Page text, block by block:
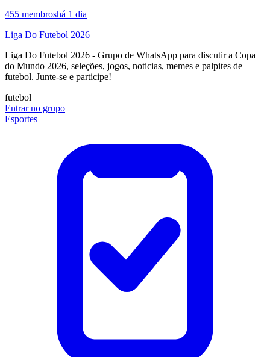
455 membroshá 1 dia
Liga Do Futebol 2026
Liga Do Futebol 2026 - Grupo de WhatsApp para discutir a Copa
do Mundo 2026, seleções, jogos, noticias, memes e palpites de
futebol. Junte-se e participe!
futebol
Entrar no grupo
Esportes